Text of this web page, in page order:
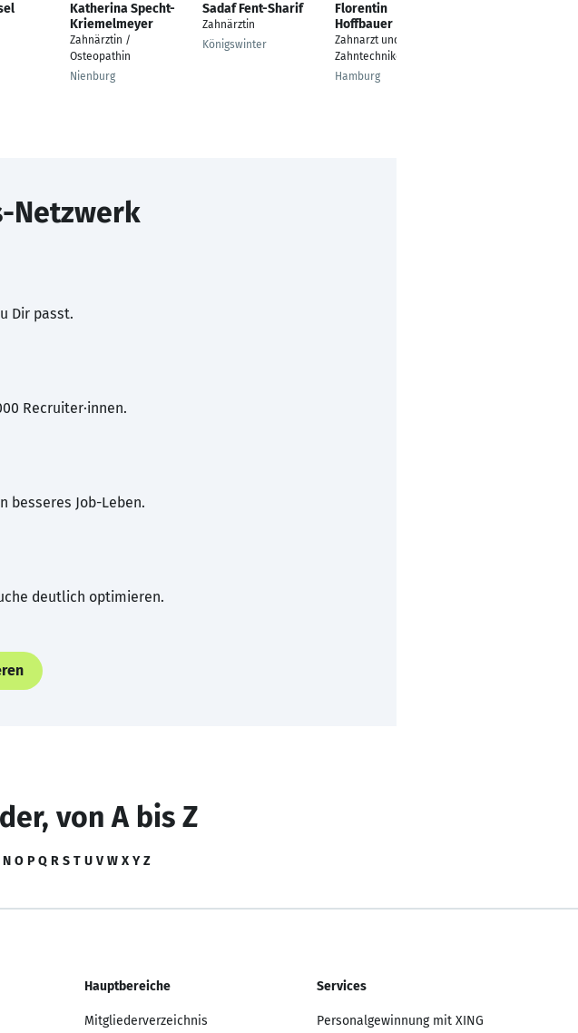
Katherina Specht-
Kriemelmeyer
Zahnärztin /
Osteopathin
Nienburg
Sadaf Fent-Sharif
Zahnärztin
Königswinter
Florentin
Hoffbauer
Zahnarzt und
Zahntechniker
Hamburg
Netzwerk
Dir passt.
Recruiter·innen.
besseres Job-Leben.
deutlich optimieren.
von A bis Z
N O P Q R S T U V W X Y Z
Hauptbereiche
Mitgliederverzeichnis
Services
Personalgewinnung mit XING